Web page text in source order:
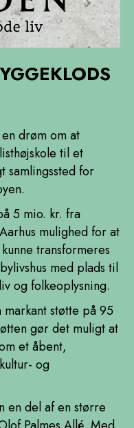
drøm om at
til et
for
5 mio. kr. fra
mulighed for at
transformeres
med plads til
og folkeoplysning.
støtte på 95
gør det muligt at
et åbent,
og
en del af en større